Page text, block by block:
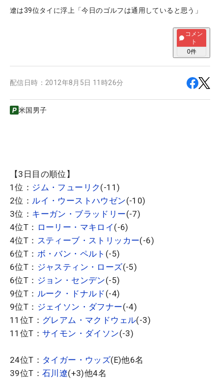
遼は39位タイに浮上「今日のゴルフは通用していると思う」
コメン
ト
0件
配信日時： 2012年8月5日 11時26分
米国男子
【3日目の順位】
1位： ジム・フューリク (-11)
2位： ルイ・ウーストハウゼン(-10)
3位： キーガン・ブラッドリー(-7)
4位T： ローリー・マキロイ (-6)
4位T： スティーブ・ストリッカー(-6)
6位T： ボ・バン・ペルト (-5)
6位T： ジャスティン・ローズ(-5)
6位T： ジョン・センデン(-5)
9位T： ルーク・ドナルド (-4)
9位T： ジェイソン・ダフナー(-4)
11位T： グレアム・マクドウェル(-3)
11位T： サイモン・ダイソン(-3)
24位T： タイガー・ウッズ(E)他6名
39位T： 石川遼(+3)他4名